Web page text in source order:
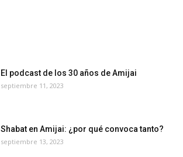
El podcast de los 30 años de Amijai
septiembre 11, 2023
Shabat en Amijai: ¿por qué convoca tanto?
septiembre 13, 2023